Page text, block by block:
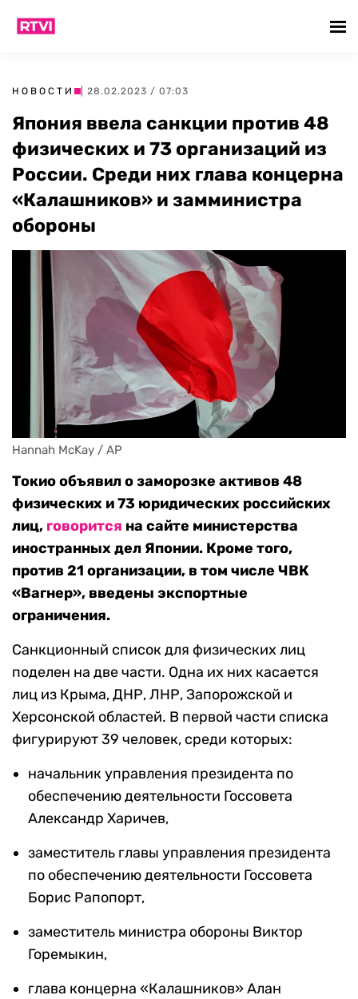
НОВОСТИ | 28.02.2023 / 07:03
Япония ввела санкции против 48
физических и 73 организаций из
России. Среди них глава концерна
«Калашников» и замминистра
обороны
Hannah McKay / AP
Токио объявил о заморозке активов 48
физических и 73 юридических российских
лиц, говорится на сайте министерства
иностранных дел Японии. Кроме того,
против 21 организации, в том числе ЧВК
«Вагнер», введены экспортные
ограничения.
Санкционный список для физических лиц
поделен на две части. Одна их них касается
лиц из Крыма, ДНР, ЛНР, Запорожской и
Херсонской областей. В первой части списка
фигурируют 39 человек, среди которых:
начальник управления президента по
обеспечению деятельности Госсовета
Александр Харичев,
заместитель главы управления президента
по обеспечению деятельности Госсовета
Борис Рапопорт,
заместитель министра обороны Виктор
Горемыкин,
глава концерна «Калашников» Алан